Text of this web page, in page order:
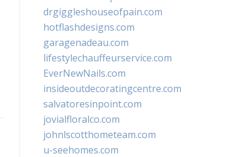
drgiggleshouseofpain.com
hotflashdesigns.com
garagenadeau.com
lifestylechauffeurservice.com
EverNewNails.com
insideoutdecoratingcentre.com
salvatoresinpoint.com
jovialfloralco.com
johnlscotthometeam.com
u-seehomes.com